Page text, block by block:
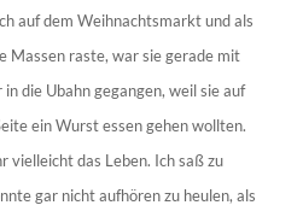
auf dem Weihnachtsmarkt und als
Massen raste, war sie gerade mit
die Ubahn gegangen, weil sie auf
ein Wurst essen gehen wollten.
vielleicht das Leben. Ich saß zu
gar nicht aufhören zu heulen, als